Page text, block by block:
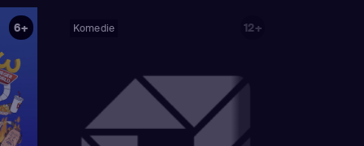
Nancy Cartwright
Hank Azaria
/ Clancy
/
Simpson /
6+ Komedie 12+